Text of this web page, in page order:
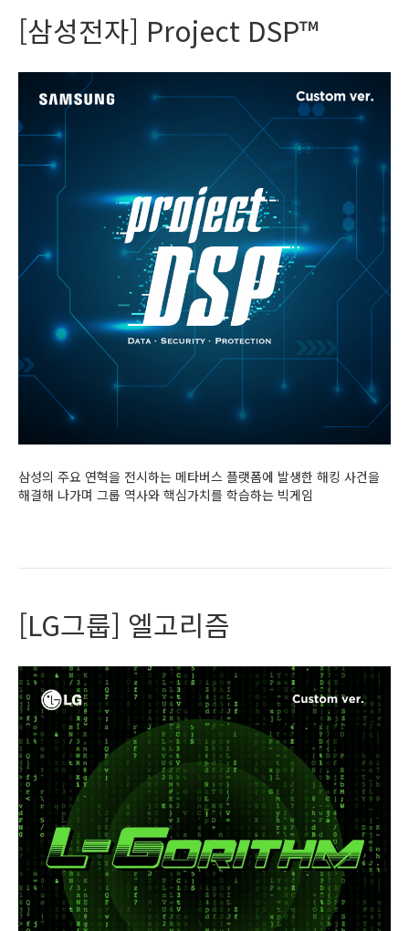
[삼성전자] Project DSP™
삼성의 주요 연혁을 전시하는 메타버스 플랫폼에 발생한 해킹 사건을
해결해 나가며 그룹 역사와 핵심가치를 학습하는 빅게임
[LG그룹] 엘고리즘